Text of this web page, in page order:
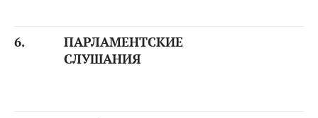
6.
ПАРЛАМЕНТСКИЕ
СЛУШАНИЯ